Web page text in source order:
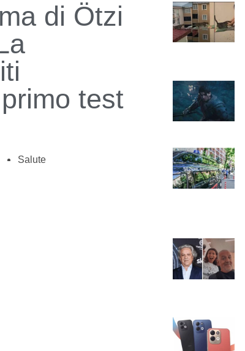
di Ötzi
test
Salute